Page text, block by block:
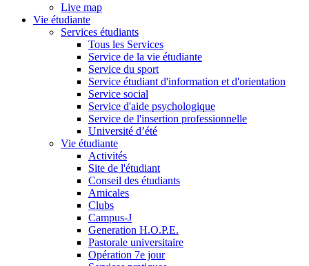
Live map
Vie étudiante
Services étudiants
Tous les Services
Service de la vie étudiante
Service du sport
Service étudiant d'information et d'orientation
Service social
Service d'aide psychologique
Service de l'insertion professionnelle
Université d’été
Vie étudiante
Activités
Site de l'étudiant
Conseil des étudiants
Amicales
Clubs
Campus-J
Generation H.O.P.E.
Pastorale universitaire
Opération 7e jour